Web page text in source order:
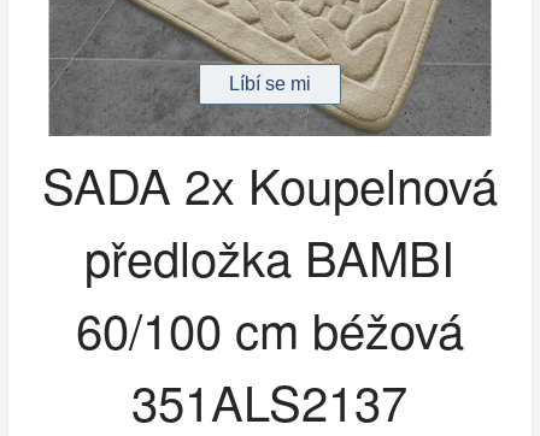
SADA 2x Koupelnová
předložka BAMBI
60/100 cm béžová
351ALS2137